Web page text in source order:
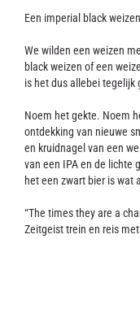
Contact
Een imperial black
We wilden een weizen
black weizen of een
is het dus allebei tegelijk
Noem het gekte. Noem
ontdekking van nieuwe
en kruidnagel van een
van een IPA en de lichte
het een zwart bier is wat
“The times they are a
Zeitgeist trein en reis